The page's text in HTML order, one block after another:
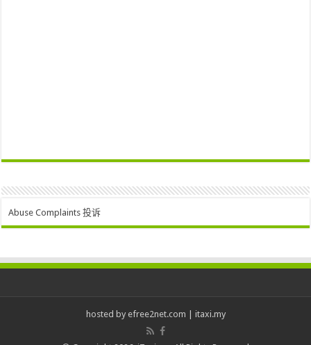
Abuse Complaints 投诉
hosted by efree2net.com | itaxi.my